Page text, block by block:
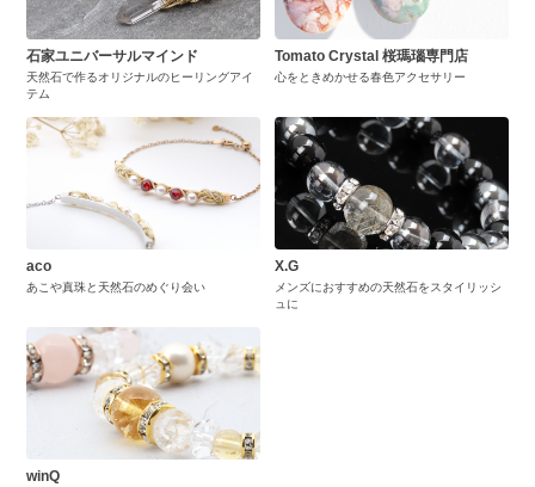
石家ユニバーサルマインド
天然石で作るオリジナルのヒーリングアイ
テム
Tomato Crystal 桜瑪瑙専門店
心をときめかせる春色アクセサリー
aco
あこや真珠と天然石のめぐり会い
X.G
メンズにおすすめの天然石をスタイリッシ
ュに
winQ